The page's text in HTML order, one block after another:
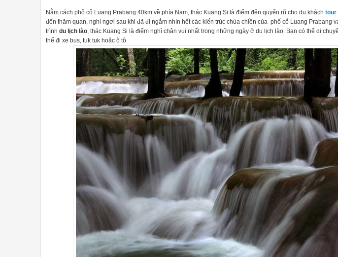
Nằm cách phố cổ Luang Prabang 40km về phía Nam, thác Kuang Si là điểm đến quyến rũ cho du khách tour
đến thăm quan, nghỉ ngơi sau khi đã đi ngắm nhìn hết các kiến trúc chùa chiền của phố cổ Luang Prabang
trình du lịch lào, thác Kuang Si là điểm nghỉ chân vui nhất trong những ngày ở du lịch lào. Bạn có thể di
thể đi xe bus, tuk tuk hoặc ô tô